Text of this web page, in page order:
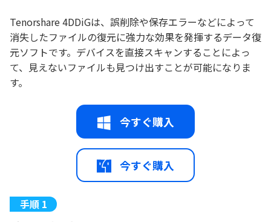
Tenorshare 4DDiGは、誤削除や保存エラーなどによって
消失したファイルの復元に強力な効果を発揮するデータ復
元ソフトです。デバイスを直接スキャンすることによっ
て、見えないファイルも見つけ出すことが可能になりま
す。
今すぐ購入
今すぐ購入